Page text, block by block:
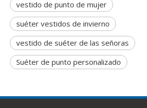
vestido de punto de mujer
suéter vestidos de invierno
vestido de suéter de las señoras
Suéter de punto personalizado